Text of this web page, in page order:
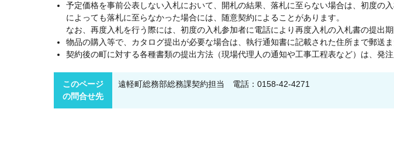
予定価格を事前公表しない入札において、開札の結果、落札に至らない場合は、初度の
によっても落札に至らなかった場合には、随意契約によることがあります。
なお、再度入札を行う際には、初度の入札参加者に電話により再度入札の入札書の提出期
物品の購入等で、カタログ提出が必要な場合は、執行通知書に記載された住所まで郵送
契約後の町に対する各種書類の提出方法（現場代理人の通知や工事工程表など）は、発注
このページ
の問合せ先
遠軽町総務部総務課契約担当 電話：0158-42-4271